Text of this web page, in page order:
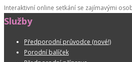
Interaktivní online setkání se zajímavými
Služby
Předporodní průvodce (nové!)
Porodní balíček